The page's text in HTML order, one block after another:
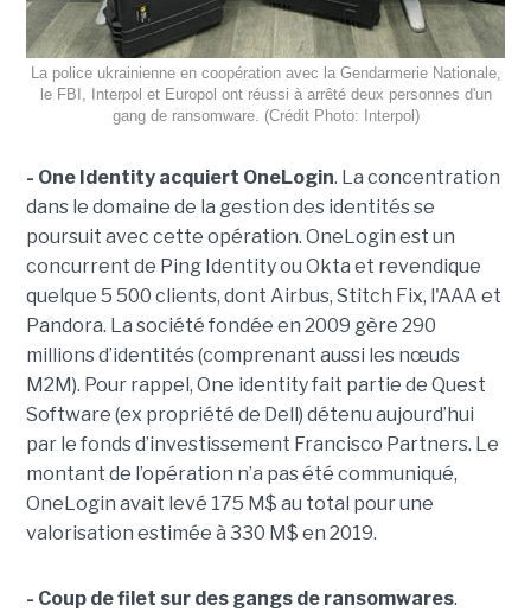
La police ukrainienne en coopération avec la Gendarmerie Nationale,
le FBI, Interpol et Europol ont réussi à arrêté deux personnes d'un
gang de ransomware. (Crédit Photo: Interpol)
- One Identity acquiert OneLogin. La concentration
dans le domaine de la gestion des identités se
poursuit avec cette opération. OneLogin est un
concurrent de Ping Identity ou Okta et revendique
quelque 5 500 clients, dont Airbus, Stitch Fix, l'AAA et
Pandora. La société fondée en 2009 gère 290
millions d’identités (comprenant aussi les nœuds
M2M). Pour rappel, One identity fait partie de Quest
Software (ex propriété de Dell) détenu aujourd’hui
par le fonds d’investissement Francisco Partners. Le
montant de l’opération n’a pas été communiqué,
OneLogin avait levé 175 M$ au total pour une
valorisation estimée à 330 M$ en 2019.
- Coup de filet sur des gangs de ransomwares.